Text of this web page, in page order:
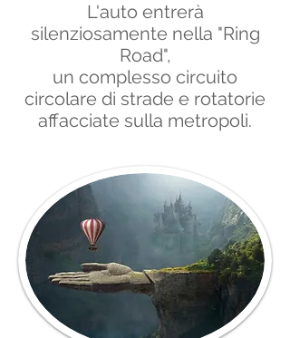
L'auto entrerà
silenziosamente nella "Ring
Road",
un complesso circuito
circolare di strade e rotatorie
affacciate sulla metropoli.